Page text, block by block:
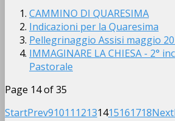
CAMMINO DI QUARESIMA
Indicazioni per la Quaresima
Pellegrinaggio Assisi maggio
IMMAGINARE LA CHIESA - 2°
Pastorale
Page 14 of 35
StartPrev91011 12131415161718Next